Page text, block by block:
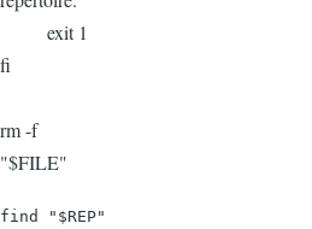
exit 1
fi
rm -f
"$FILE"
find "$REP"